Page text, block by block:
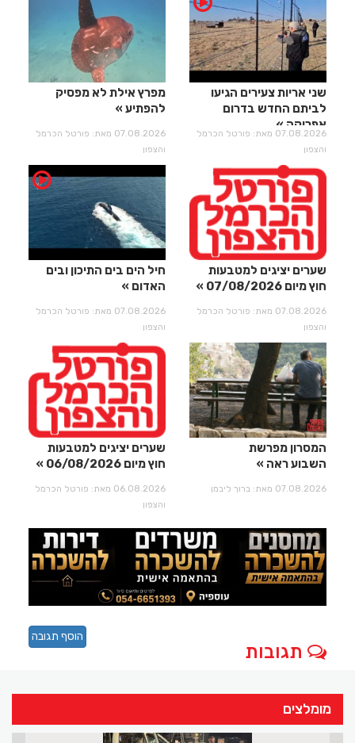
שני אריות צעירים הגיעו
לביתם החדש בדרום
אפריקה
07.08.2026 מאת: פורטל הכרמל
והצפון
מפרץ אילת לא מפסיק
להפתיע
07.08.2026 מאת: פורטל הכרמל
והצפון
שערים יציגים למטבעות
חוץ מיום 07/08/2026
07.08.2026 מאת: פורטל הכרמל
והצפון
חיל הים בים התיכון ובים
האדום
07.08.2026 מאת: פורטל הכרמל
והצפון
המסרון מפרשת
השבוע ראה
07.08.2026 מאת: ברוך ליבמן
שערים יציגים למטבעות
חוץ מיום 06/08/2026
06.08.2026 מאת: פורטל הכרמל
והצפון
תגובות
הוסף תגובה
מומלצים